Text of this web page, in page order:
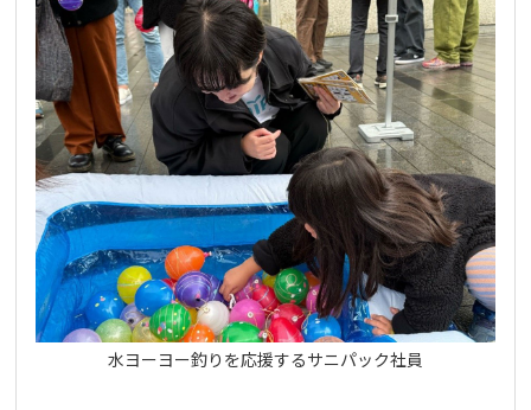
水ヨーヨー釣りを応援するサニパック社員